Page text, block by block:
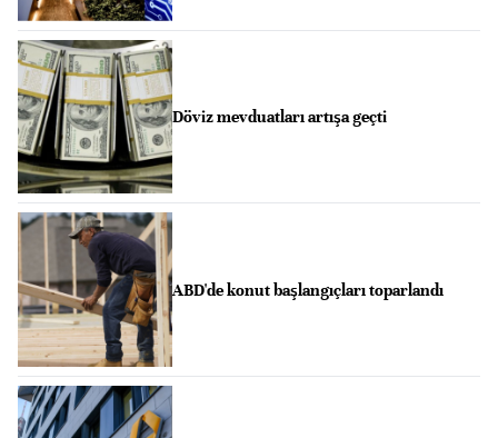
Döviz mevduatları artışa geçti
ABD'de konut başlangıçları toparlandı